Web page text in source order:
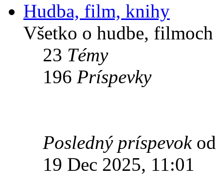
Hudba, film, knihy
Všetko o hudbe, filmoch
23 Témy
196 Príspevky
Posledný príspevok
19 Dec 2025, 11:01